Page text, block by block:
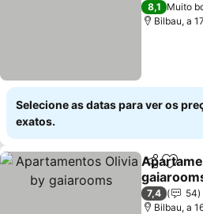
8,1 Muito
Bilbau, a
Selecione as datas para ver os
exatos.
Partilhar
7,4
54
Bilbau, a